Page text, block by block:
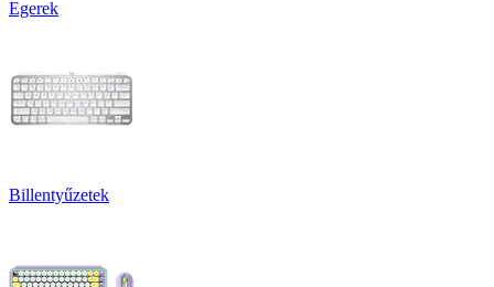
Egerek
Billentyűzetek